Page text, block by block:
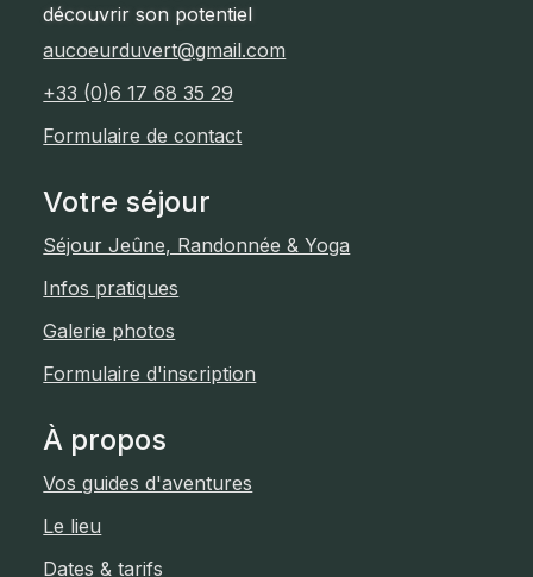
découvrir son potentiel
aucoeurduvert@gmail.com
+33 (0)6 17 68 35 29
Formulaire de contact
Votre séjour
Séjour Jeûne, Randonnée & Yoga
Infos pratiques
Galerie photos
Formulaire d'inscription
À propos
Vos guides d'aventures
Le lieu
Dates & tarifs